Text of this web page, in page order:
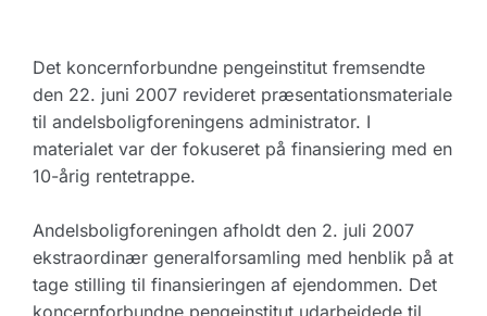
Det koncernforbundne pengeinstitut fremsendte
den 22. juni 2007 revideret præsentationsmateriale
til andelsboligforeningens administrator. I
materialet var der fokuseret på finansiering med en
10-årig rentetrappe.
Andelsboligforeningen afholdt den 2. juli 2007
ekstraordinær generalforsamling med henblik på at
tage stilling til finansieringen af ejendommen. Det
koncernforbundne pengeinstitut udarbejdede til